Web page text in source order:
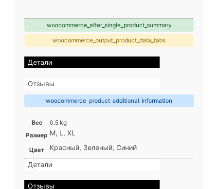
woocommerce_after_single_product_summary
woocommerce_output_product_data_tabs
Детали
Отзывы
woocommerce_product_additional_information
Вес
0.5 kg
Размер M, L, XL
Цвет Красный, Зеленый, Синий
Детали
Отзывы